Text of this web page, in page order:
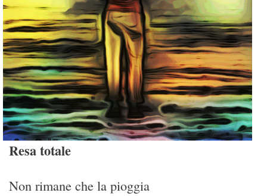
Resa totale
Non rimane che la pioggia